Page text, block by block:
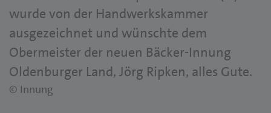
wurde von der Handwerkskammer
ausgezeichnet und wünschte dem
Obermeister der neuen Bäcker-Innung
Oldenburger Land, Jörg Ripken, alles Gute.
© Innung